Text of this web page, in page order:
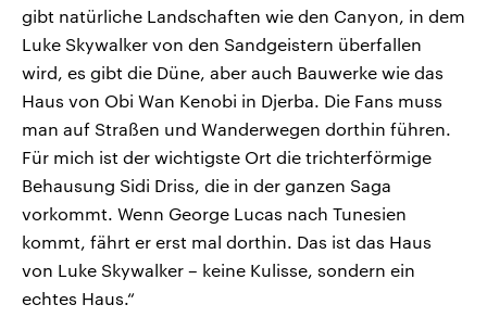
gibt natürliche Landschaften wie den Canyon, in dem
Luke Skywalker von den Sandgeistern überfallen
wird, es gibt die Düne, aber auch Bauwerke wie das
Haus von Obi Wan Kenobi in Djerba. Die Fans muss
man auf Straßen und Wanderwegen dorthin führen.
Für mich ist der wichtigste Ort die trichterförmige
Behausung Sidi Driss, die in der ganzen Saga
vorkommt. Wenn George Lucas nach Tunesien
kommt, fährt er erst mal dorthin. Das ist das Haus
von Luke Skywalker – keine Kulisse, sondern ein
echtes Haus.“